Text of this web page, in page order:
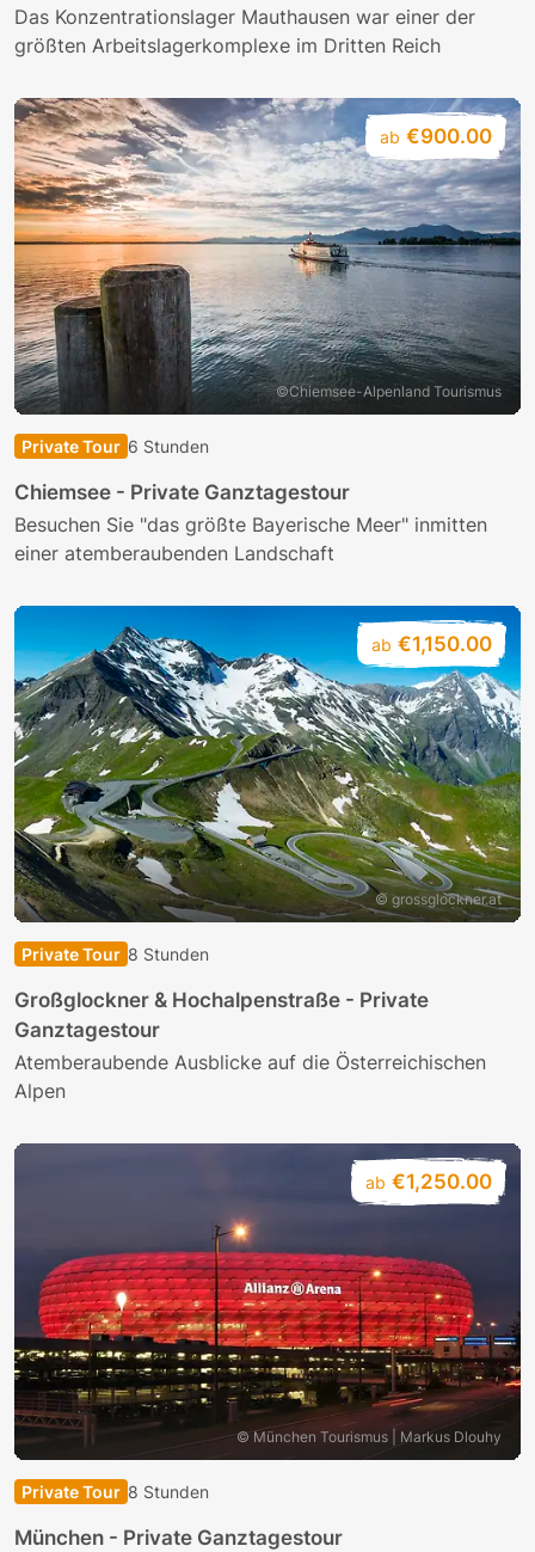
Das Konzentrationslager Mauthausen war einer der
größten Arbeitslagerkomplexe im Dritten Reich
ab €900.00
©Chiemsee-Alpenland Tourismus
Private Tour 6 Stunden
Chiemsee - Private Ganztagestour
Besuchen Sie "das größte Bayerische Meer" inmitten
einer atemberaubenden Landschaft
ab €1,150.00
© grossglockner.at
Private Tour 8 Stunden
Großglockner & Hochalpenstraße - Private
Ganztagestour
Atemberaubende Ausblicke auf die Österreichischen
Alpen
ab €1,250.00
© München Tourismus | Markus Dlouhy
Private Tour 8 Stunden
München - Private Ganztagestour